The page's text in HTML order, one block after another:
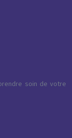
soin de votre